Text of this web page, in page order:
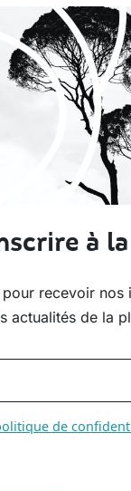
à
recevoir nos
actualités de la
de